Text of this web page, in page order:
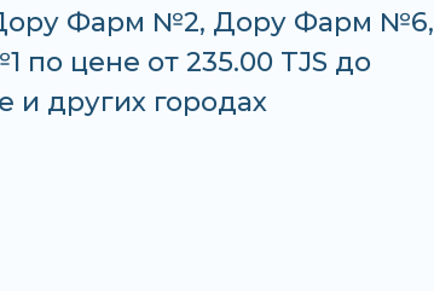
Дору Фарм №2, Дору Фарм №6,
цене от 235.00 TJS до
и других городах